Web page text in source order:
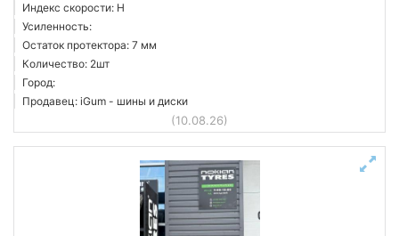
Индекс скорости: H
Усиленность:
Остаток протектора: 7 мм
Количество: 2шт
Город:
Продавец: iGum - шины и диски
(10.08.26)